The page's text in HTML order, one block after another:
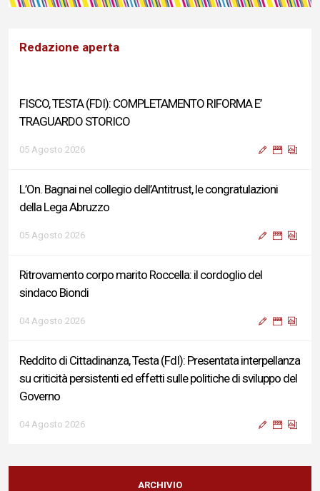
Redazione aperta
FISCO, TESTA (FDI): COMPLETAMENTO RIFORMA E’
TRAGUARDO STORICO
05 Agosto 2026
L’On. Bagnai nel collegio dell’Antitrust, le congratulazioni
della Lega Abruzzo
05 Agosto 2026
Ritrovamento corpo marito Roccella: il cordoglio del
sindaco Biondi
04 Agosto 2026
Reddito di Cittadinanza, Testa (FdI): Presentata interpellanza
su criticità persistenti ed effetti sulle politiche di sviluppo del
Governo
04 Agosto 2026
Sigismondi, Liris e Testa: “Profondo cordoglio e vicinanza al
Ministro Roccella e alla sua famiglia”
ARCHIVIO